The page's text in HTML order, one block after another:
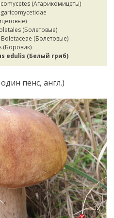
(Агарикомицеты)
(Болетовые)
(Болетовые)
(Боровик)
edulis (Белый гриб)
пенс, англ.)